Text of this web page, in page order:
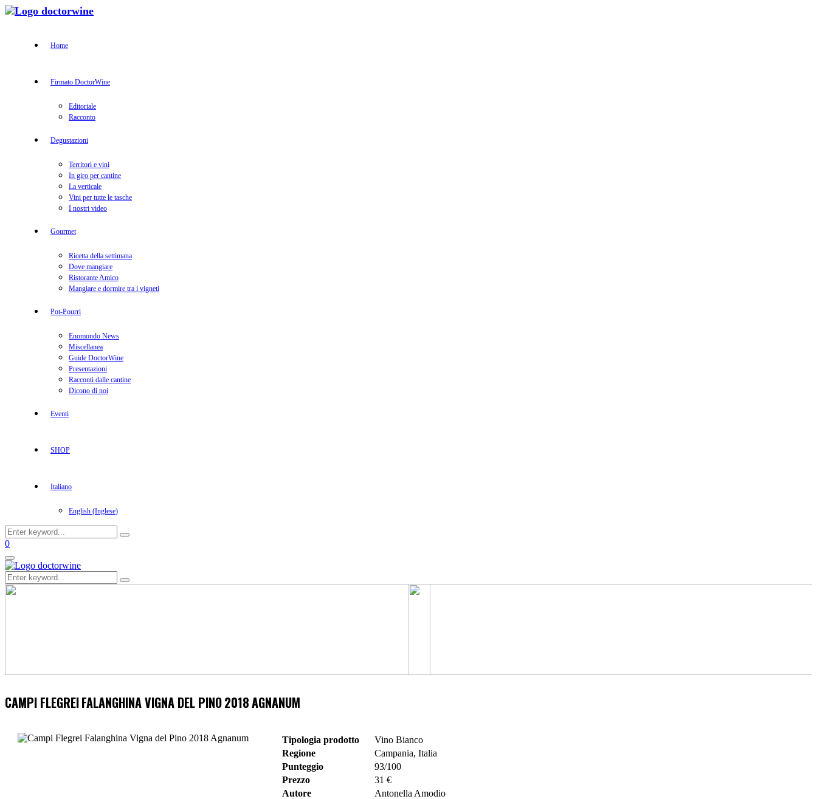
Home
Firmato DoctorWine
Editoriale
Racconto
Degustazioni
Territori e vini
In giro per cantine
La verticale
Vini per tutte le tasche
I nostri video
Gourmet
Ricetta della settimana
Dove mangiare
Ristorante Amico
Mangiare e dormire tra i vigneti
Pot-Pourri
Enomondo News
Miscellanea
Guide DoctorWine
Presentazioni
Racconti dalle cantine
Dicono di noi
Eventi
SHOP
Italiano
English (Inglese)
Search
for:
Search
Facebook
Twitter
Instagram
Linkedin
Youtube
0
Primary
Menu
Search
for:
Search
CAMPI FLEGREIFALANGHINA VIGNA DEL PINO2018AGNANUM
Tipologia prodotto
Vino Bianco
Regione
Campania, Italia
Punteggio
93/100
Prezzo
31 €
Autore
Antonella Amodio